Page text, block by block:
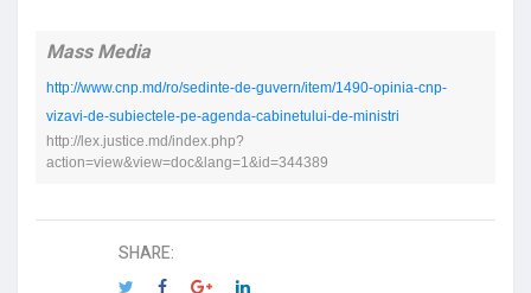
Mass Media
http://www.cnp.md/ro/sedinte-de-guvern/item/1490-opinia-cnp-
vizavi-de-subiectele-pe-agenda-cabinetului-de-ministri
http://lex.justice.md/index.php?
action=view&view=doc&lang=1&id=344389
SHARE: